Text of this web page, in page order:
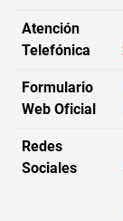
Atención
Telefónica
Formulario
Web Oficial
Redes
Sociales